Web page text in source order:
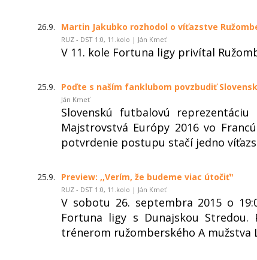
26.9. Martin Jakubko rozhodol o víťazstve
RUZ - DST 1:0, 11.kolo | Ján Kmeť
V 11. kole Fortuna ligy privítal
25.9. Poďte s naším fanklubom povzbudiť
Ján Kmeť
Slovenskú futbalovú
Majstrovstvá Európy 2016 vo
potvrdenie postupu stačí jedno
25.9. Preview: ,,Verím, že budeme viac útočiť"
RUZ - DST 1:0, 11.kolo | Ján Kmeť
V sobotu 26. septembra 2015 o
Fortuna ligy s Dunajskou
trénerom ružomberského A mužstva